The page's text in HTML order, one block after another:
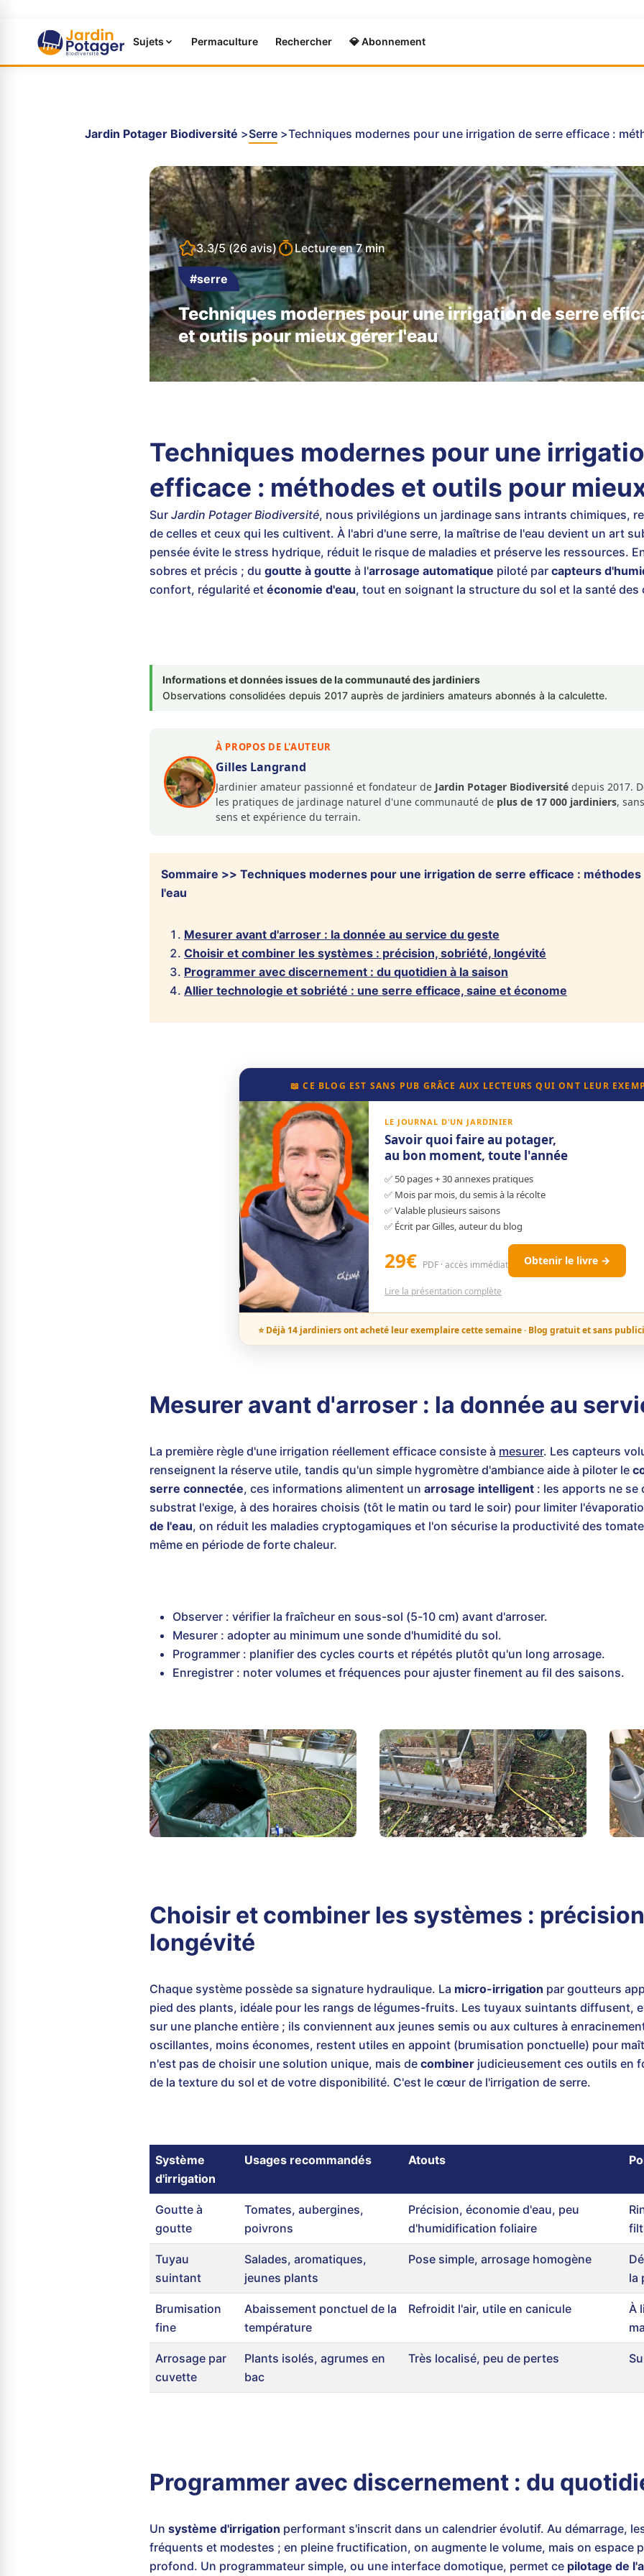
Sujets Permaculture Rechercher 💎 Abonnement
Jardin Potager Biodiversité Serre Techniques modernes pour une irrigation de serre efficace :
3.3/5(26 avis) Lecture en7 min
#serre
Techniques modernes pour une irrigation de serre
et outils pour mieux gérer l'eau
Techniques modernes pour une
efficace : méthodes et outils pour
Sur Jardin Potager Biodiversité, nous privilégions un jardinage sans intrants chimiques,
de celles et ceux qui les cultivent. À l'abri d'une serre, la maîtrise de l'eau devient un art
pensée évite le stress hydrique, réduit le risque de maladies et préserve les ressources.
sobres et précis ; du goutte à goutte à l'arrosage automatique piloté par capteurs
confort, régularité et économie d'eau, tout en soignant la structure du sol et la santé des
Informations et données issues de la communauté des jardiniers
Observations consolidées depuis 2017 auprès de jardiniers amateurs abonnés à la calculette.
À PROPOS DE L'AUTEUR
Gilles Langrand
Jardinier amateur passionné et fondateur de Jardin Potager Biodiversité depuis 2017.
les pratiques de jardinage naturel d'une communauté de plus de 17 000 jardiniers,
sens et expérience du terrain.
Sommaire >> Techniques modernes pour une irrigation de serre efficace :
l'eau
Mesurer avant d'arroser : la donnée au service du geste
Choisir et combiner les systèmes : précision, sobriété, longévité
Programmer avec discernement : du quotidien à la saison
Allier technologie et sobriété : une serre efficace, saine et économe
📖 CE BLOG EST SANS PUB GRÂCE AUX LECTEURS QUI ONT LEUR
LE JOURNAL D'UN JARDINIER
Savoir quoi faire au potager,
au bon moment, toute l'année
✅ 50 pages + 30 annexes pratiques
✅ Mois par mois, du semis à la récolte
✅ Valable plusieurs saisons
✅ Écrit par Gilles, auteur du blog
29€ PDF · accès immédiat Obtenir le livre →
Lire la présentation complète
⭐ Déjà 14 jardiniers ont acheté leur exemplaire cette semaine · Blog gratuit et sans
Mesurer avant d'arroser : la donnée au
La première règle d'une irrigation réellement efficace consiste à mesurer. Les capteurs
renseignent la réserve utile, tandis qu'un simple hygromètre d'ambiance aide à piloter le
serre connectée, ces informations alimentent un arrosage intelligent : les apports ne se
substrat l'exige, à des horaires choisis (tôt le matin ou tard le soir) pour limiter
de l'eau, on réduit les maladies cryptogamiques et l'on sécurise la productivité des
même en période de forte chaleur.
Observer : vérifier la fraîcheur en sous-sol (5-10 cm) avant d'arroser.
Mesurer : adopter au minimum une sonde d'humidité du sol.
Programmer : planifier des cycles courts et répétés plutôt qu'un long arrosage.
Enregistrer : noter volumes et fréquences pour ajuster finement au fil des saisons.
Choisir et combiner les systèmes :
longévité
Chaque système possède sa signature hydraulique. La micro-irrigation par goutteurs
pied des plants, idéale pour les rangs de légumes-fruits. Les tuyaux suintants diffusent,
sur une planche entière ; ils conviennent aux jeunes semis ou aux cultures à
oscillantes, moins économes, restent utiles en appoint (brumisation ponctuelle) pour
n'est pas de choisir une solution unique, mais de combiner judicieusement ces outils en
de la texture du sol et de votre disponibilité. C'est le cœur de l'irrigation de serre.
Système
d'irrigation
Usages recommandés Atouts
Goutte à
goutte
Tomates, aubergines,
poivrons
Précision, économie d'eau, peu
d'humidification foliaire
Tuyau
suintant
Salades, aromatiques,
jeunes plants
Pose simple, arrosage homogène
la
Brumisation
fine
Abaissement ponctuel de la
température
Refroidit l'air, utile en canicule
À
Arrosage par
cuvette
Plants isolés, agrumes en
bac
Très localisé, peu de pertes
Programmer avec discernement : du
Un système d'irrigation performant s'inscrit dans un calendrier évolutif. Au démarrage,
fréquents et modestes ; en pleine fructification, on augmente le volume, mais on espace
profond. Un programmateur simple, ou une interface domotique, permet ce pilotage de